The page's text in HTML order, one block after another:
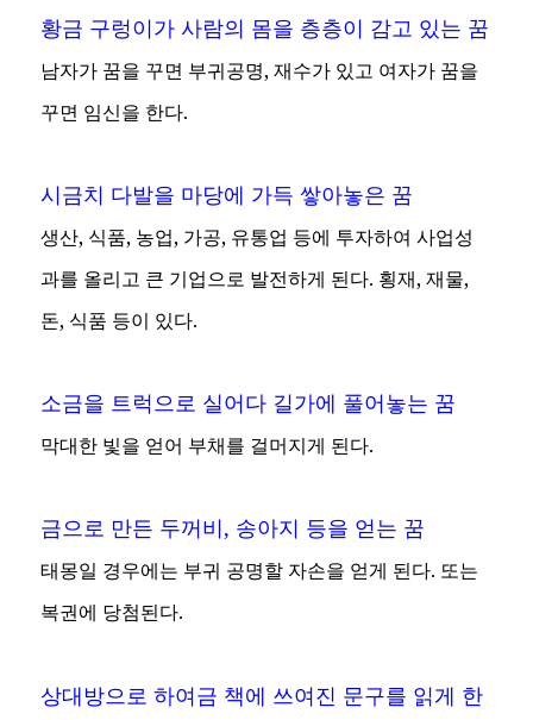
황금 구렁이가 사람의 몸을 층층이 감고 있는 꿈
남자가 꿈을 꾸면 부귀공명, 재수가 있고 여자가 꿈을
꾸면 임신을 한다.
시금치 다발을 마당에 가득 쌓아놓은 꿈
생산, 식품, 농업, 가공, 유통업 등에 투자하여 사업성
과를 올리고 큰 기업으로 발전하게 된다. 횡재, 재물,
돈, 식품 등이 있다.
소금을 트럭으로 실어다 길가에 풀어놓는 꿈
막대한 빛을 얻어 부채를 걸머지게 된다.
금으로 만든 두꺼비, 송아지 등을 얻는 꿈
태몽일 경우에는 부귀 공명할 자손을 얻게 된다. 또는
복권에 당첨된다.
상대방으로 하여금 책에 쓰여진 문구를 읽게 한